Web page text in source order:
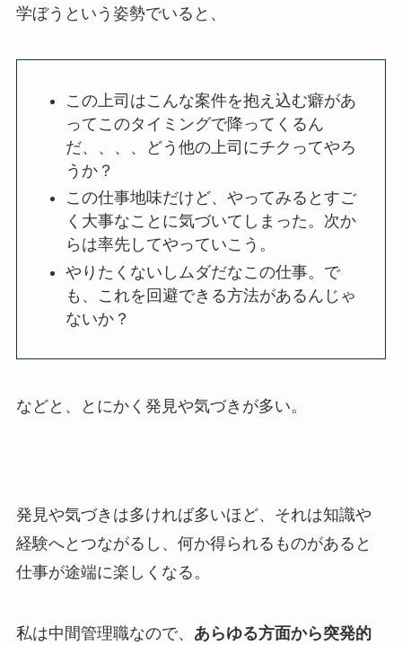
学ぼうという姿勢でいると、
この上司はこんな案件を抱え込む癖があ
ってこのタイミングで降ってくるん
だ、、、、どう他の上司にチクってやろ
うか？
この仕事地味だけど、やってみるとすご
く大事なことに気づいてしまった。次か
らは率先してやっていこう。
やりたくないしムダだなこの仕事。で
も、これを回避できる方法があるんじゃ
ないか？
などと、とにかく発見や気づきが多い。
発見や気づきは多ければ多いほど、それは知識や
経験へとつながるし、何か得られるものがあると
仕事が途端に楽しくなる。
私は中間管理職なので、 あらゆる方面から突発的